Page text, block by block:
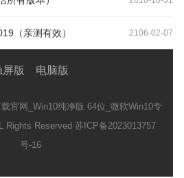
（亲测有效） 2106-02-07
屏版 电脑版
官网_Win10纯净版 64位_微软Win10专
Rights Reserved 苏ICP备2023013757
号-16